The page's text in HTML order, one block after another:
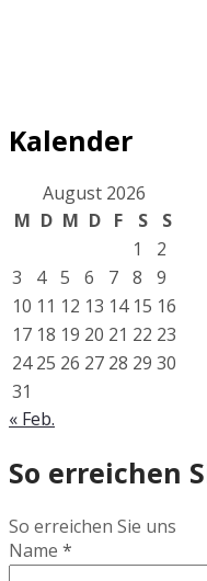
Kalender
August 2026
M D M D F S
S
1
2
3
4 5 6 7 8
9
10 11 12 13 14 15 16
17 18 19 20 21 22 23
24 25 26 27 28 29 30
31
« Feb.
So erreichen
So erreichen Sie uns
Name *